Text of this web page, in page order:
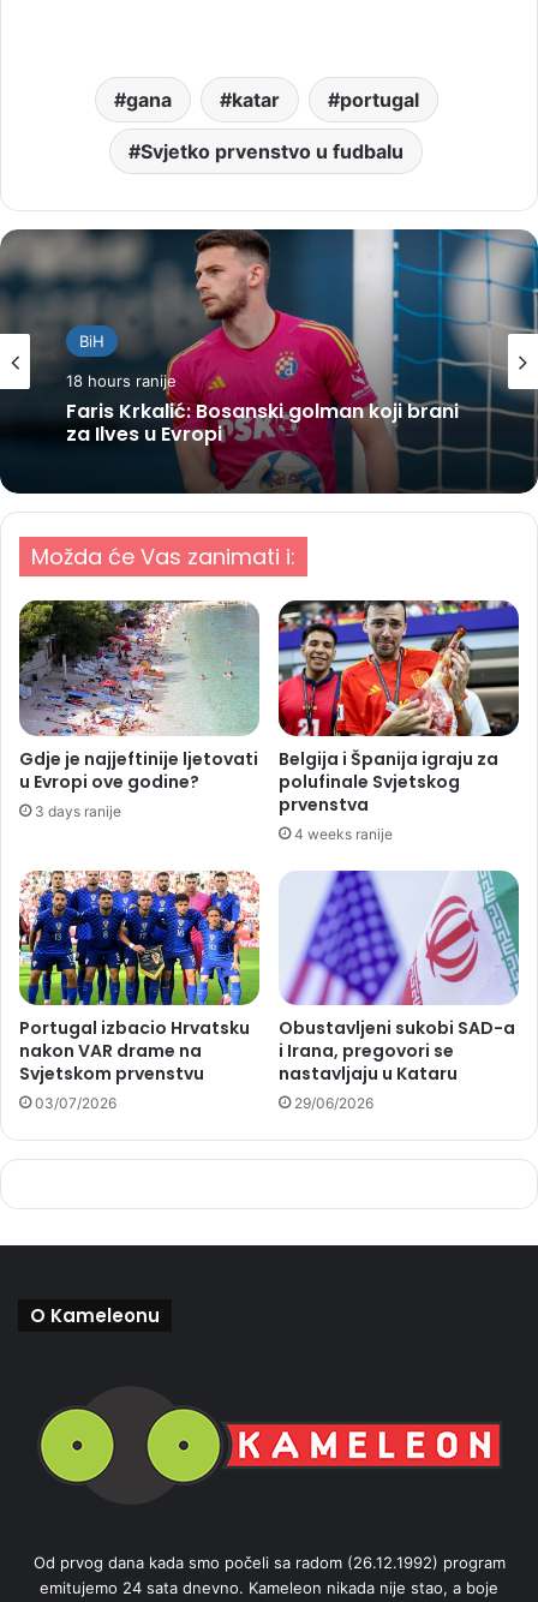
gana katar portugal
Svjetko prvenstvo u fudbalu
BiH
18 hours ranije
Faris Krkalić: Bosanski golman koji brani
za Ilves u Evropi
Možda će Vas zanimati i:
Gdje je najjeftinije ljetovati
u Evropi ove godine?
3 days ranije
Belgija i Španija igraju za
polufinale Svjetskog
prvenstva
4 weeks ranije
Portugal izbacio Hrvatsku
nakon VAR drame na
Svjetskom prvenstvu
03/07/2026
Obustavljeni sukobi SAD-a
i Irana, pregovori se
nastavljaju u Kataru
29/06/2026
O Kameleonu
Od prvog dana kada smo počeli sa radom (26.12.1992) program
emitujemo 24 sata dnevno. Kameleon nikada nije stao, a boje